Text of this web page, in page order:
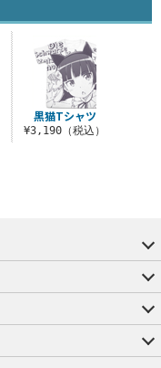
黒猫Tシャツ
¥3,190（税込）